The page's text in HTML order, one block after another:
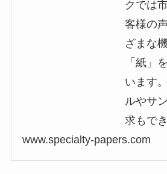
クでは
客様の
ざまな
「紙」
います
ルやサ
求もで
www.specialty-papers.com